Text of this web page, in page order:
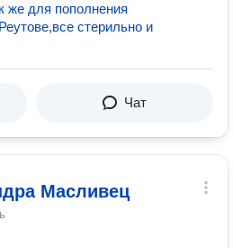
для пополнения
стерильно и
Чат
Масливец